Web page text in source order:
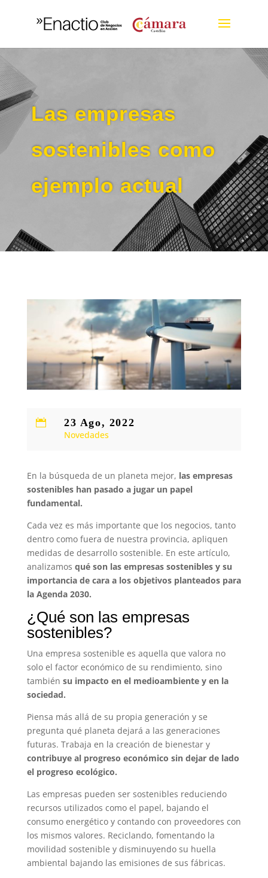
Las empresas
sostenibles como
ejemplo actual
 23 Ago, 2022
Novedades
En la búsqueda de un planeta mejor, las empresas
sostenibles han pasado a jugar un papel
fundamental.
Cada vez es más importante que los negocios, tanto
dentro como fuera de nuestra provincia, apliquen
medidas de desarrollo sostenible. En este artículo,
analizamos qué son las empresas sostenibles y su
importancia de cara a los objetivos planteados para
la Agenda 2030.
¿Qué son las empresas
sostenibles?
Una empresa sostenible es aquella que valora no
solo el factor económico de su rendimiento, sino
también su impacto en el medioambiente y en la
sociedad.
Piensa más allá de su propia generación y se
pregunta qué planeta dejará a las generaciones
futuras. Trabaja en la creación de bienestar y
contribuye al progreso económico sin dejar de lado
el progreso ecológico.
Las empresas pueden ser sostenibles reduciendo
recursos utilizados como el papel, bajando el
consumo energético y contando con proveedores con
los mismos valores. Reciclando, fomentando la
movilidad sostenible y disminuyendo su huella
ambiental bajando las emisiones de sus fábricas.